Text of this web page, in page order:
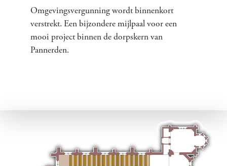
Omgevingsvergunning wordt binnenkort
verstrekt. Een bijzondere mijlpaal voor een
mooi project binnen de dorpskern van
Pannerden.